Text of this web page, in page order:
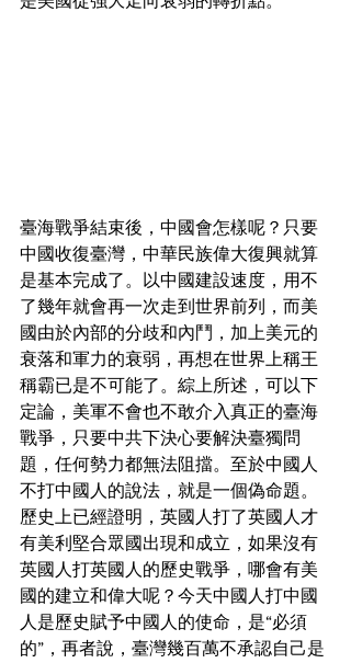
臺海戰爭結束後，中國會怎樣呢？只要
中國收復臺灣，中華民族偉大復興就算
是基本完成了。以中國建設速度，用不
了幾年就會再一次走到世界前列，而美
國由於內部的分歧和內鬥，加上美元的
衰落和軍力的衰弱，再想在世界上稱王
稱霸已是不可能了。綜上所述，可以下
定論，美軍不會也不敢介入真正的臺海
戰爭，只要中共下決心要解決臺獨問
題，任何勢力都無法阻擋。至於中國人
不打中國人的說法，就是一個偽命題。
歷史上已經證明，英國人打了英國人才
有美利堅合眾國出現和成立，如果沒有
英國人打英國人的歷史戰爭，哪會有美
國的建立和偉大呢？今天中國人打中國
人是歷史賦予中國人的使命，是“必須
的”，再者說，臺灣幾百萬不承認自己是